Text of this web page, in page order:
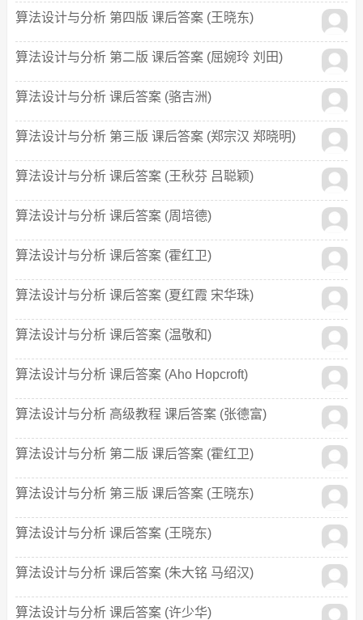
算法设计与分析 第四版 课后答案 (王晓东)
算法设计与分析 第二版 课后答案 (屈婉玲 刘田)
算法设计与分析 课后答案 (骆吉洲)
算法设计与分析 第三版 课后答案 (郑宗汉 郑晓明)
算法设计与分析 课后答案 (王秋芬 吕聪颖)
算法设计与分析 课后答案 (周培德)
算法设计与分析 课后答案 (霍红卫)
算法设计与分析 课后答案 (夏红霞 宋华珠)
算法设计与分析 课后答案 (温敬和)
算法设计与分析 课后答案 (Aho Hopcroft)
算法设计与分析 高级教程 课后答案 (张德富)
算法设计与分析 第二版 课后答案 (霍红卫)
算法设计与分析 第三版 课后答案 (王晓东)
算法设计与分析 课后答案 (王晓东)
算法设计与分析 课后答案 (朱大铭 马绍汉)
算法设计与分析 课后答案 (许少华)